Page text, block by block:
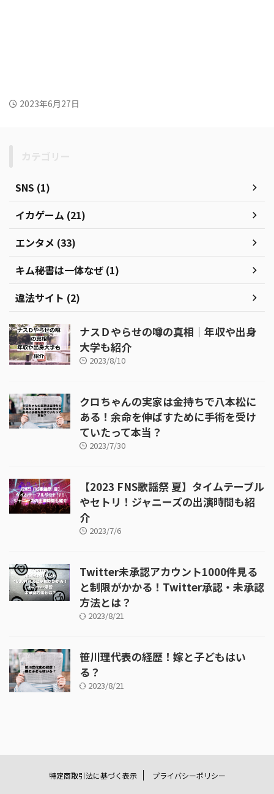
2023年6月27日
SNS (1)
イカゲーム (21)
エンタメ (33)
キム秘書は一体なぜ (1)
違法サイト (2)
ナスＤやらせの噂の真相｜年収や出身
大学も紹介
2023/8/10
クロちゃんの実家は金持ちで八本松に
ある！余命を伸ばすために手術を受け
ていたって本当？
2023/7/30
【2023 FNS歌謡祭 夏】タイムテーブル
やセトリ！ジャニーズの出演時間も紹
介
2023/7/6
Twitter未承認アカウント1000件見る
と制限がかかる！Twitter承認・未承認
方法とは？
2023/8/21
笹川理代表の経歴！嫁と子どもはい
る？
2023/8/21
特定商取引法に基づく表示 プライバシーポリシー